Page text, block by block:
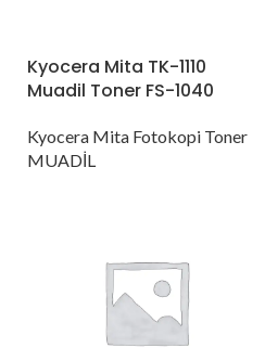
Kyocera Mita TK-1110
Muadil Toner FS-1040
Kyocera Mita Fotokopi Toner
MUADİL